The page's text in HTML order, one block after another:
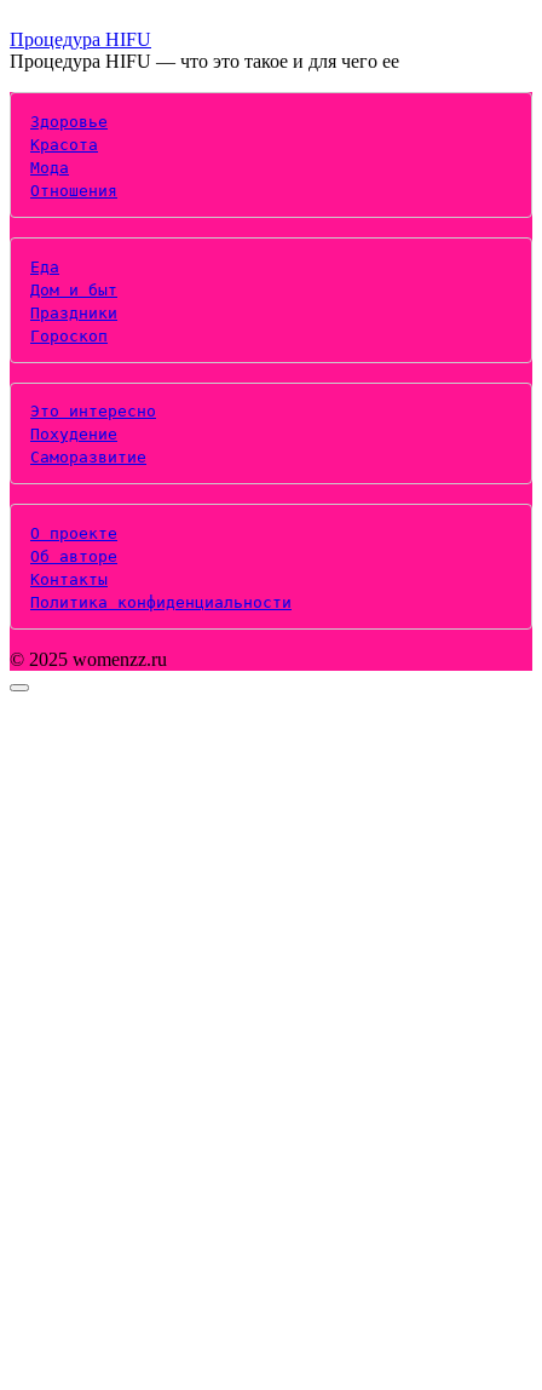
Процедура HIFU
Процедура HIFU — что это такое и для чего ее
Здоровье
Красота
Мода
Отношения
Еда
Дом и быт
Праздники
Гороскоп
Это интересно
Похудение
Саморазвитие
О проекте
Об авторе
Контакты
Политика конфиденциальности
© 2025 womenzz.ru